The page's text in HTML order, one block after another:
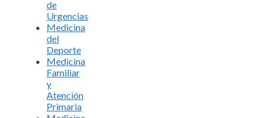
de
Urgencias
Medicina
del
Deporte
Medicina
Familiar
y
Atención
Primaria